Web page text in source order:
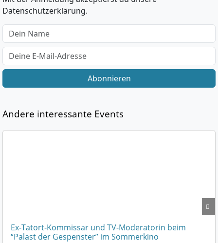
Datenschutzerklärung.
Abonnieren
Andere interessante Events
Ex-Tatort-Kommissar und TV-Moderatorin beim
“Palast der Gespenster” im Sommerkino